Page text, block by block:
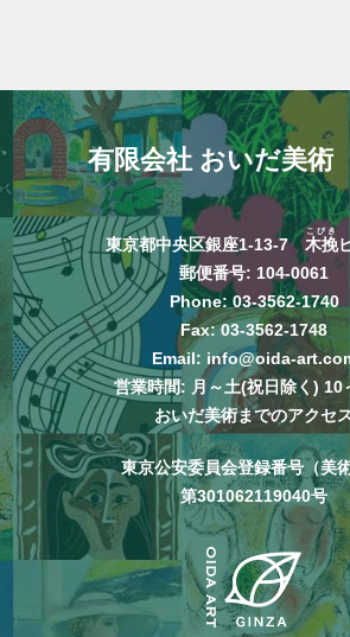
有限会社 おいだ美術
東京都中央区銀座1-13-7木挽
こびき
郵便番号: 104-0061
Phone: 03-3562-1740
Fax: 03-3562-1748
Email: info@oida-
営業時間: 月～土(祝日除く) 10
おいだ美術までのアクセ
東京公安委員会登録番号（美
第301062119040号